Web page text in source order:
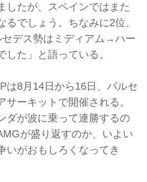
したが、スペインではまた
るでしょう。ちなみに2位、
セデス勢はミディアム→ハー
した」と語っている。
は8月14日から16日、バルセ
サーキットで開催される。
ダが波に乗って連勝するの
が盛り返すのか、いよい
いがおもしろくなってき